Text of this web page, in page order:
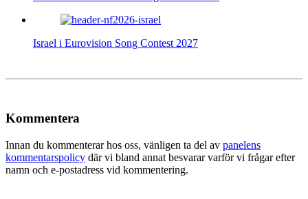
Israel i Eurovision Song Contest 2027
Kommentera
Innan du kommenterar hos oss, vänligen ta del av panelens
kommentarspolicy där vi bland annat besvarar varför vi frågar efter
namn och e-postadress vid kommentering.